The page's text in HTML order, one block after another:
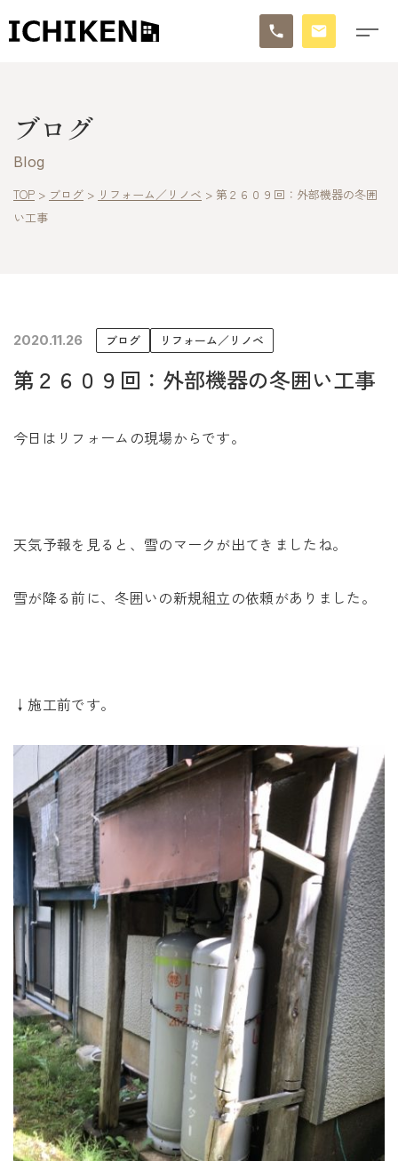
ブログ
施工事例
会社情報
ブログ
Blog
TOP > ブログ > リフォーム／リノベ > 第２６０９回：外部機器の冬囲
い工事
2020.11.26 ブログ リフォーム／リノベ
第２６０９回：外部機器の冬囲い工事
今日はリフォームの現場からです。
天気予報を見ると、雪のマークが出てきましたね。
雪が降る前に、冬囲いの新規組立の依頼がありました。
↓施工前です。